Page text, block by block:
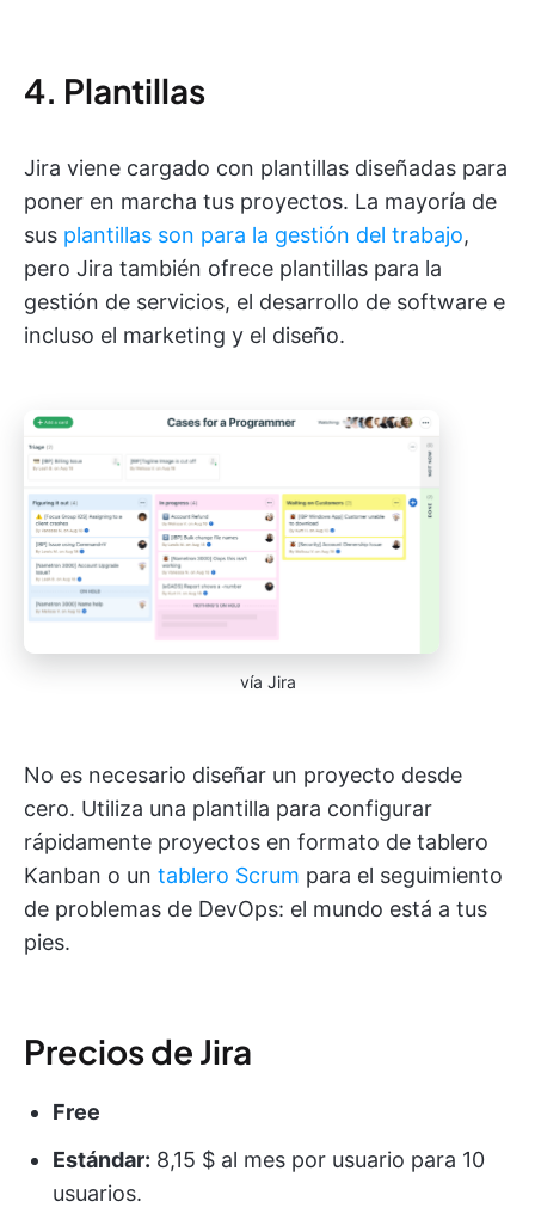
4. Plantillas
Jira viene cargado con plantillas diseñadas para
poner en marcha tus proyectos. La mayoría de
sus plantillas son para la gestión del trabajo,
pero Jira también ofrece plantillas para la
gestión de servicios, el desarrollo de software e
incluso el marketing y el diseño.
vía Jira
No es necesario diseñar un proyecto desde
cero. Utiliza una plantilla para configurar
rápidamente proyectos en formato de tablero
Kanban o un tablero Scrum para el seguimiento
de problemas de DevOps: el mundo está a tus
pies.
Precios de Jira
Free
Estándar: 8,15 $ al mes por usuario para 10
usuarios.